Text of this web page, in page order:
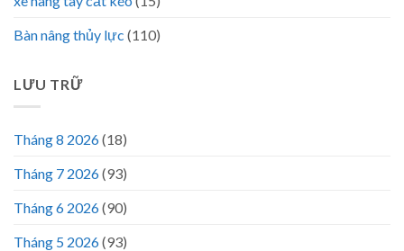
Bàn nâng thủy lực (110)
LƯU TRỮ
Tháng 8 2026(18)
Tháng 7 2026(93)
Tháng 6 2026(90)
Tháng 5 2026(93)